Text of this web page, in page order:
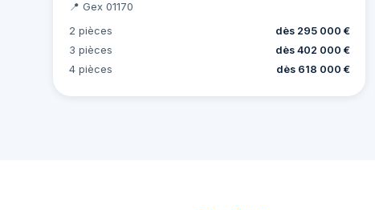
📍 Gex 01170
2 pièces
dès 295 000 €
3 pièces
dès 402 000 €
4 pièces
dès 618 000 €